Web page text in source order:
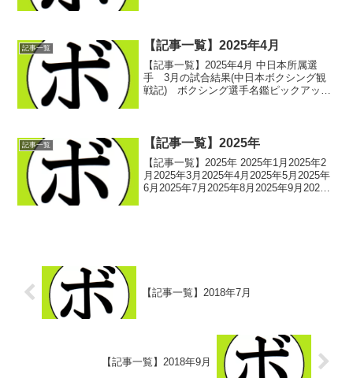
記事一覧 【記事一覧】2025年4月
【記事一覧】2025年4月 中日本所属選
手 3月の試合結果(中日本ボクシング観
戦記) ボクシング選手名鑑ピックアッ
記事一覧 【記事一覧】2025年
【記事一覧】2025年 2025年1月2025年2
月2025年3月2025年4月2025年5月2025年
6月2025年7月2025年8月2025年9月2025
【記事一覧】2018年7月
【記事一覧】2018年9月